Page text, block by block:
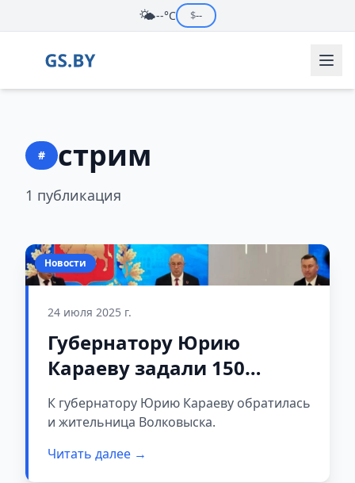
🌤️--°C $--
# стрим
1 публикация
Новости
24 июля 2025 г.
Губернатору Юрию
Караеву задали 150
вопросов во время
стрима. Свою проблему
озвучила и жительница
Волковыска
К губернатору Юрию Караеву обратилась
и жительница Волковыска.
Читать далее →